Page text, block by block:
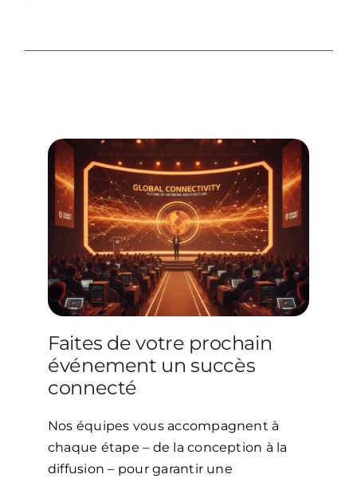
Faites de votre prochain
événement un succès
connecté
Nos équipes vous accompagnent à
chaque étape – de la conception à la
diffusion – pour garantir une